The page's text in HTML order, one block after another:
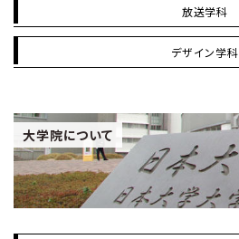
放送学科
デザイン学科
大学院について